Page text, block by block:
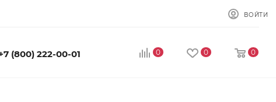
ВОЙТИ
(800) 222-00-01 0 0 0